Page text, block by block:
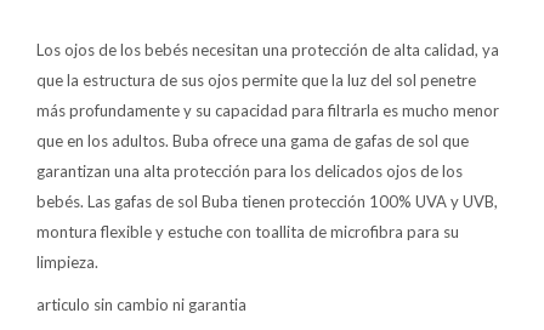
Los ojos de los bebés necesitan una protección de alta calidad, ya
que la estructura de sus ojos permite que la luz del sol penetre
más profundamente y su capacidad para filtrarla es mucho menor
que en los adultos. Buba ofrece una gama de gafas de sol que
garantizan una alta protección para los delicados ojos de los
bebés. Las gafas de sol Buba tienen protección 100% UVA y UVB,
montura flexible y estuche con toallita de microfibra para su
limpieza.
articulo sin cambio ni garantia
Contacto
Local MVD Kids